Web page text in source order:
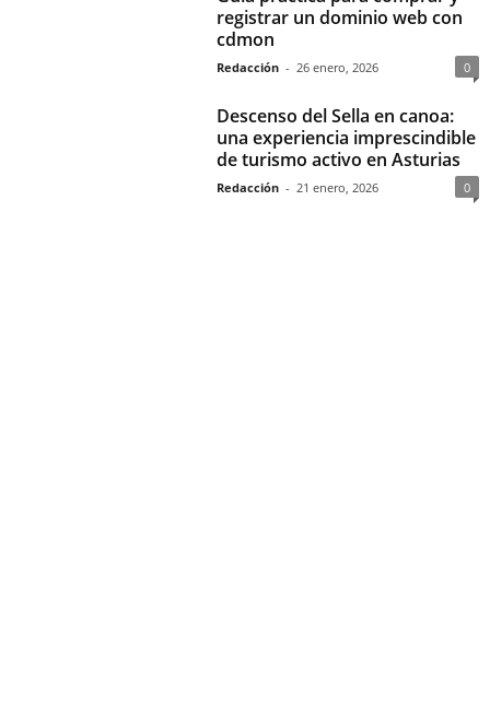
registrar un dominio web con
cdmon
Redacción - 26 enero, 2026 0
Descenso del Sella en canoa:
una experiencia imprescindible
de turismo activo en Asturias
Redacción - 21 enero, 2026 0